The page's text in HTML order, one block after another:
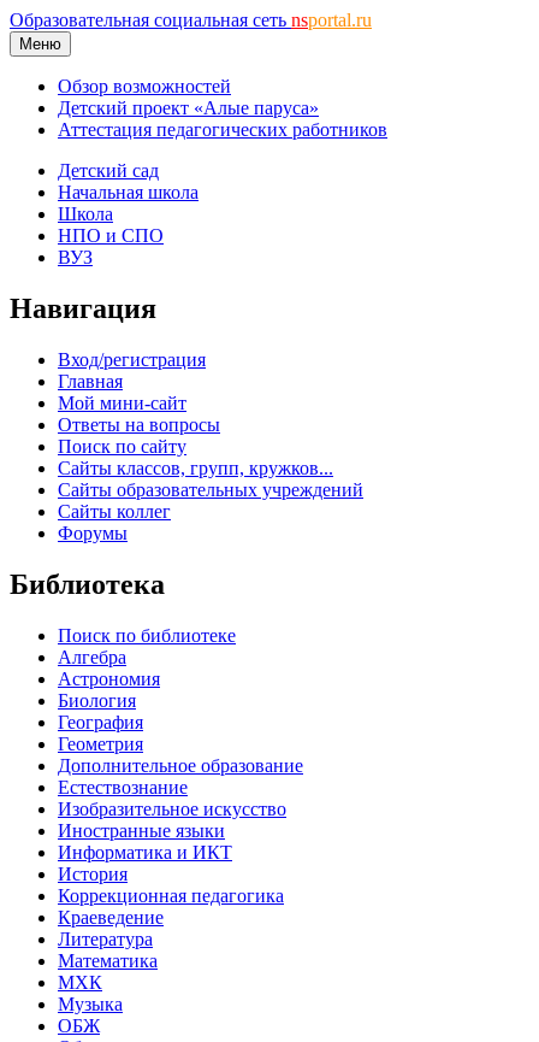
Образовательная социальная сеть nsportal.ru
Меню
Обзор возможностей
Детский проект «Алые паруса»
Аттестация педагогических работников
Детский сад
Начальная школа
Школа
НПО и СПО
ВУЗ
Навигация
Вход/регистрация
Главная
Мой мини-сайт
Ответы на вопросы
Поиск по сайту
Сайты классов, групп, кружков...
Сайты образовательных учреждений
Сайты коллег
Форумы
Библиотека
Поиск по библиотеке
Алгебра
Астрономия
Биология
География
Геометрия
Дополнительное образование
Естествознание
Изобразительное искусство
Иностранные языки
Информатика и ИКТ
История
Коррекционная педагогика
Краеведение
Литература
Математика
МХК
Музыка
ОБЖ